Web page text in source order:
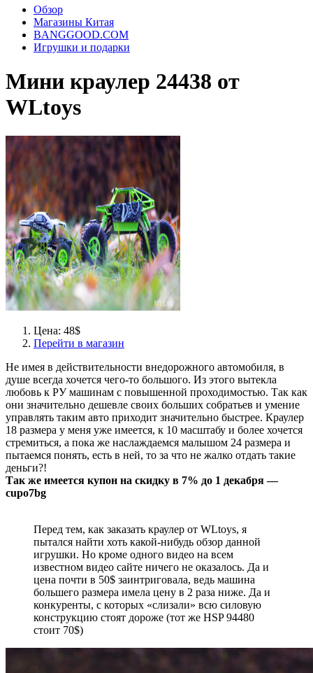
Обзор
Магазины Китая
BANGGOOD.COM
Игрушки и подарки
Мини краулер 24438 от
WLtoys
Цена: 48$
Перейти в магазин
Не имея в действительности внедорожного автомобиля, в
душе всегда хочется чего-то большого. Из этого вытекла
любовь к РУ машинам с повышенной проходимостью. Так как
они значительно дешевле своих больших собратьев и умение
управлять таким авто приходит значительно быстрее. Краулер
18 размера у меня уже имеется, к 10 масштабу и более хочется
стремиться, а пока же наслаждаемся малышом 24 размера и
пытаемся понять, есть в ней, то за что не жалко отдать такие
деньги?!
Так же имеется купон на скидку в 7% до 1 декабря —
cupo7bg
Перед тем, как заказать краулер от WLtoys, я
пытался найти хоть какой-нибудь обзор данной
игрушки. Но кроме одного видео на всем
известном видео сайте ничего не оказалось. Да и
цена почти в 50$ заинтриговала, ведь машина
большего размера имела цену в 2 раза ниже. Да и
конкуренты, с которых «слизали» всю силовую
конструкцию стоят дороже (тот же HSP 94480
стоит 70$)